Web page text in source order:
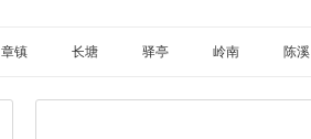
章镇 长塘 驿亭 岭南 陈溪